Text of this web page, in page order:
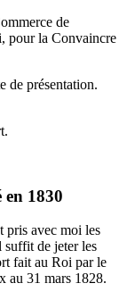
de
pour la Convaincre
de présentation.
en 1830
pris avec moi les
suffit de jeter les
fait au Roi par le
au 31 mars 1828.